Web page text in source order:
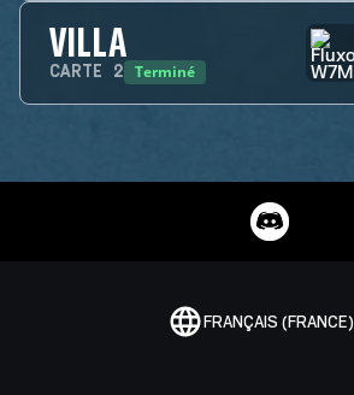
VILLA
CARTE 2 Terminé
FRANÇAIS (FRANCE)